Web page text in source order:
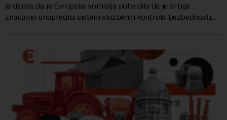
je danas da je Evropska komisija potvrdila da je Srbija
značajno unapredila sistem službenih kontrola bezbednosti